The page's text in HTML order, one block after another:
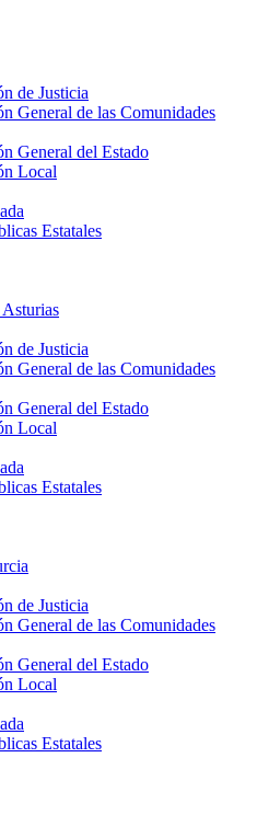
de Justicia
General de las Comunidades
General del Estado
Local
Estatales
de Justicia
General de las Comunidades
General del Estado
Local
Estatales
de Justicia
General de las Comunidades
General del Estado
Local
Estatales